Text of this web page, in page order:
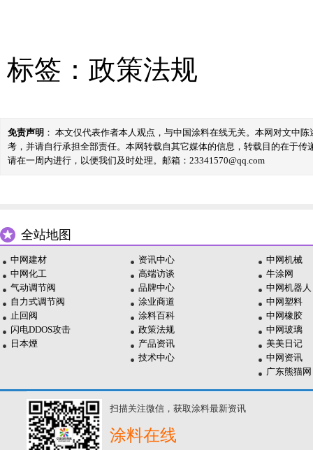
标签： 政策法规
免责声明 ： 本文仅代表作者本人观点，与中国涂料在线无关。本网对文中
考，并请自行承担全部责任。本网转载自其它媒体的信息，转载目的在于
请在一周内进行，以便我们及时处理。邮箱：23341570@qq.com
全站地图
中网建材
中网化工
气动调节阀
自力式调节阀
止回阀
闪电DDOS攻击
日本煙
资讯中心
高端访谈
品牌中心
涂业商道
涂料百科
政策法规
产品资讯
技术中心
中网机械
牛涂网
中网机器人
中网塑料
中网橡胶
中网玻璃
美美日记
中网资讯
广东熊猫网
扫描关注微信，获取涂料最新资讯
涂料在线